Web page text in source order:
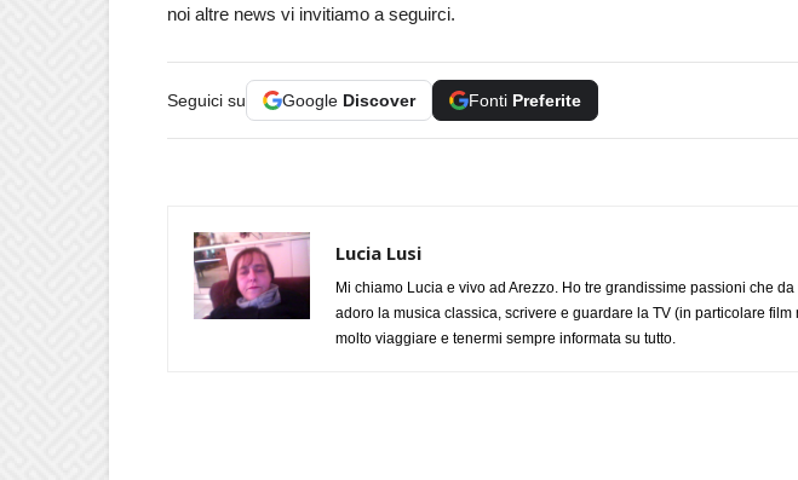
noi altre news vi invitiamo a seguirci.
Seguici su Google Discover Fonti Preferite
Lucia Lusi
Mi chiamo Lucia e vivo ad Arezzo. Ho tre grandissime passioni che
adoro la musica classica, scrivere e guardare la TV (in particolare film
molto viaggiare e tenermi sempre informata su tutto.